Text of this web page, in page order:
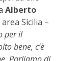
Alberto
Sicilia –
per il
bene, c’è